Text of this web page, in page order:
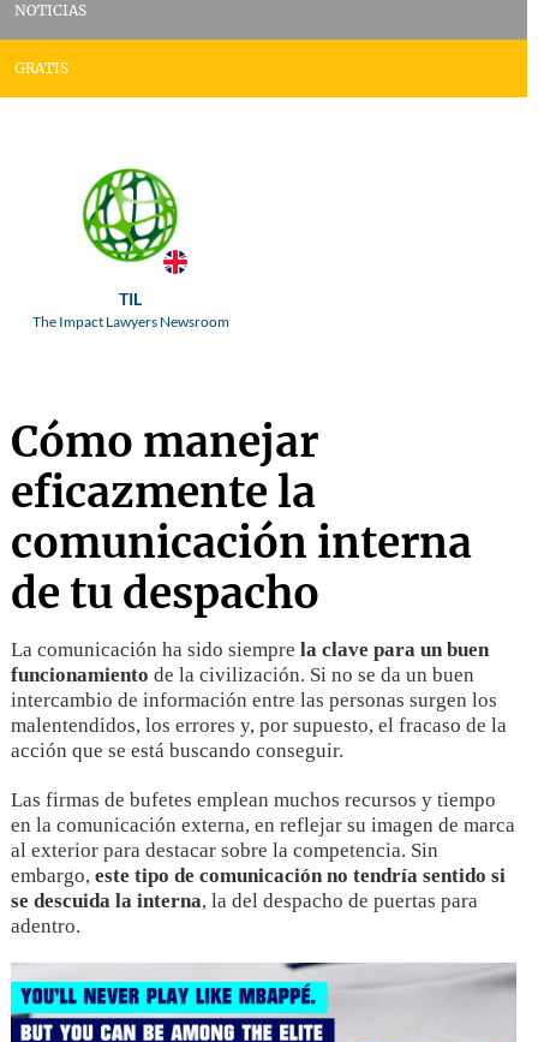
NOTICIAS
GRATIS
TIL
The Impact Lawyers Newsroom
Cómo manejar
eficazmente la
comunicación interna
de tu despacho
La comunicación ha sido siempre la clave para un buen
funcionamiento de la civilización. Si no se da un buen
intercambio de información entre las personas surgen los
malentendidos, los errores y, por supuesto, el fracaso de la
acción que se está buscando conseguir.
Las firmas de bufetes emplean muchos recursos y tiempo
en la comunicación externa, en reflejar su imagen de marca
al exterior para destacar sobre la competencia. Sin
embargo, este tipo de comunicación no tendría sentido si
se descuida la interna, la del despacho de puertas para
adentro.